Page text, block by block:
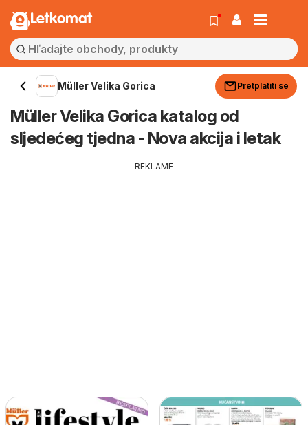
Letkomat
Müller Velika Gorica Pretplatiti se
Müller Velika Gorica katalog od
sljedećeg tjedna - Nova akcija i letak
REKLAME